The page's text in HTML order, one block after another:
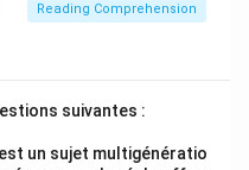
Reading Comprehension
suivantes :
un sujet multigénératio